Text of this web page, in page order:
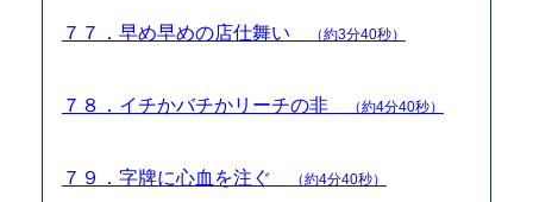
７７．早め早めの店仕舞い （約3分40秒）
７８．イチかバチかリーチの非 （約4分40秒）
７９．字牌に心血を注ぐ （約4分40秒）